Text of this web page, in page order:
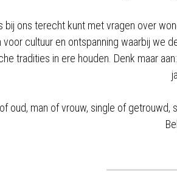
ons terecht kunt met vragen over
cultuur en ontspanning waarbij we
tradities in ere houden. Denk maar
oud, man of vrouw, single of